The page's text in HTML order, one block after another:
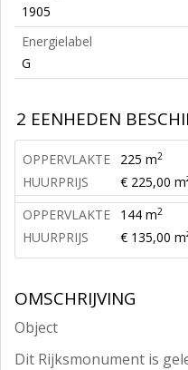
1905
Energielabel
G
2 EENHEDEN
OPPERVLAKTE 225 m2
HUURPRIJS
€ 225,00
OPPERVLAKTE
144 m2
HUURPRIJS € 135,00
OMSCHRIJVING
Object
Dit Rijksmonument is